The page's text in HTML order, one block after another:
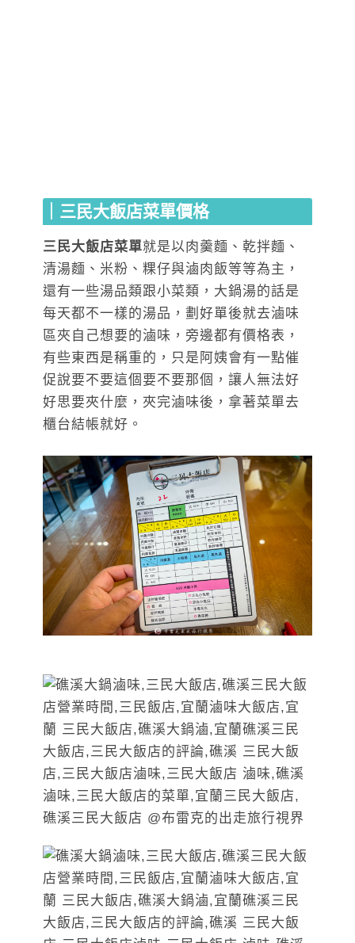
｜三民大飯店菜單價格
三民大飯店菜單就是以肉羹麵、乾拌麵、
清湯麵、米粉、粿仔與滷肉飯等等為主，
還有一些湯品類跟小菜類，大鍋湯的話是
每天都不一樣的湯品，劃好單後就去滷味
區夾自己想要的滷味，旁邊都有價格表，
有些東西是稱重的，只是阿姨會有一點催
促說要不要這個要不要那個，讓人無法好
好思要夾什麼，夾完滷味後，拿著菜單去
櫃台結帳就好。